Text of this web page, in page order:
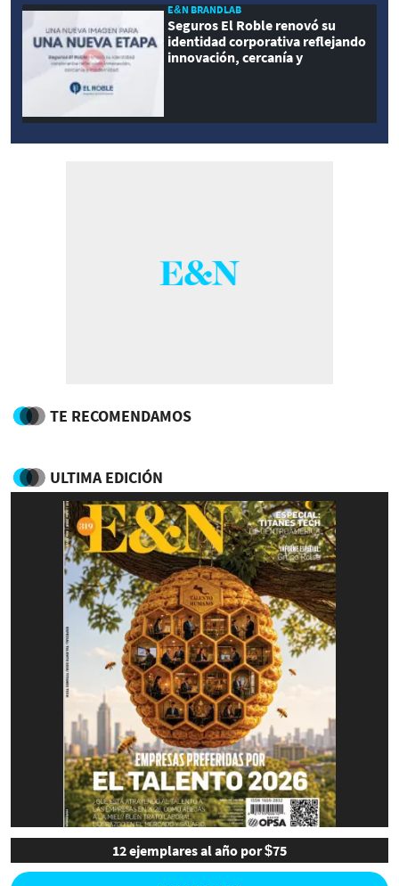
E&N BRANDLAB
Seguros El Roble renovó su
identidad corporativa reflejando
innovación, cercanía y
TE RECOMENDAMOS
ULTIMA EDICIÓN
12 ejemplares al año por $75